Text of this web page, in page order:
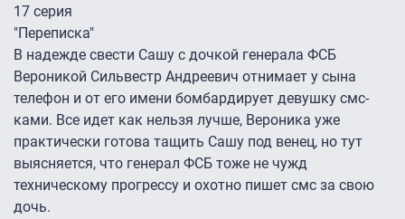
17 серия
"Переписка"
В надежде свести Сашу с дочкой генерала ФСБ
Вероникой Сильвестр Андреевич отнимает у сына
телефон и от его имени бомбардирует девушку смс-
ками. Все идет как нельзя лучше, Вероника уже
практически готова тащить Сашу под венец, но тут
выясняется, что генерал ФСБ тоже не чужд
техническому прогрессу и охотно пишет смс за свою
дочь.